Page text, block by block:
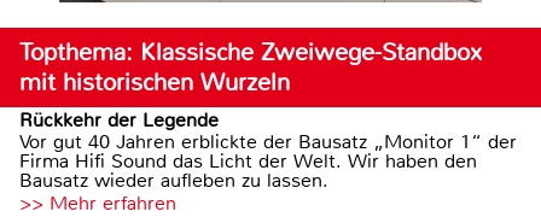
Topthema: Klassische Zweiwege-Standbox
mit historischen Wurzeln
Rückkehr der Legende
Vor gut 40 Jahren erblickte der Bausatz „Monitor 1“ der
Firma Hifi Sound das Licht der Welt. Wir haben den
Bausatz wieder aufleben zu lassen.
>> Mehr erfahren